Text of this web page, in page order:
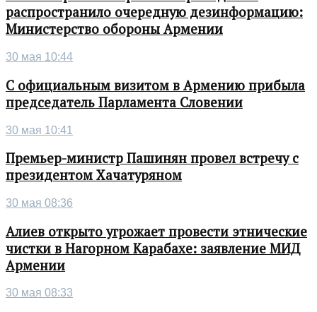
распространило очередную дезинформацию:
Министерство обороны Армении
30 мая 10:44
С официальным визитом в Армению прибыла
председатель Парламента Словении
30 мая 10:41
Премьер-министр Пашинян провел встречу с
президентом Хачатуряном
30 мая 08:36
Алиев открыто угрожает провести этнические
чистки в Нагорном Карабахе: заявление МИД
Армении
30 мая 08:33